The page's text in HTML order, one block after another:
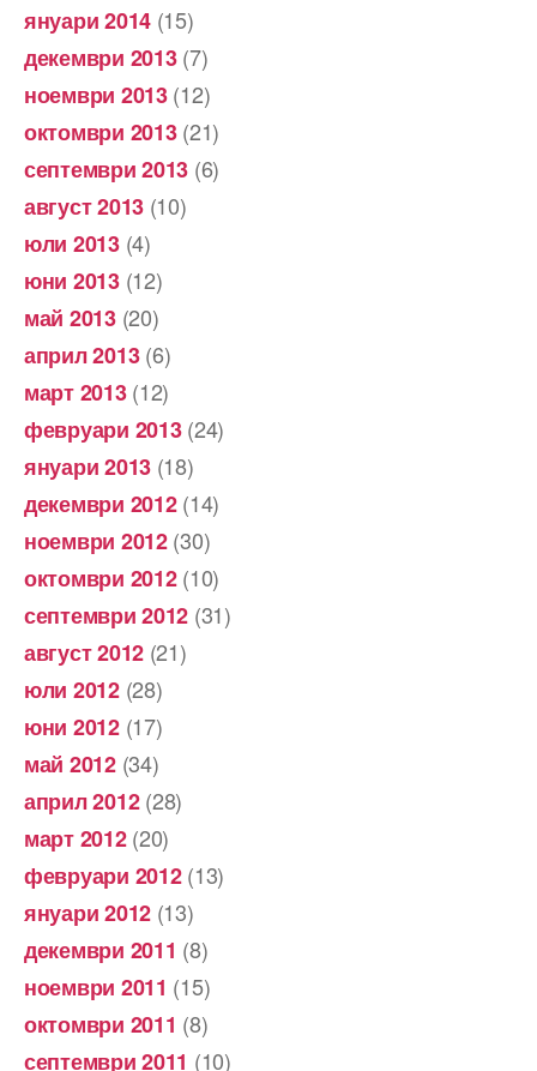
януари 2014 (15)
декември 2013(7)
ноември 2013(12)
октомври 2013(21)
септември 2013 (6)
август 2013 (10)
юли 2013(4)
юни 2013(12)
май 2013(20)
април 2013(6)
март 2013(12)
февруари 2013(24)
януари 2013 (18)
декември 2012(14)
ноември 2012(30)
октомври 2012(10)
септември 2012 (31)
август 2012 (21)
юли 2012(28)
юни 2012(17)
май 2012(34)
април 2012(28)
март 2012(20)
февруари 2012(13)
януари 2012 (13)
декември 2011 (8)
ноември 2011 (15)
октомври 2011 (8)
септември 2011 (10)